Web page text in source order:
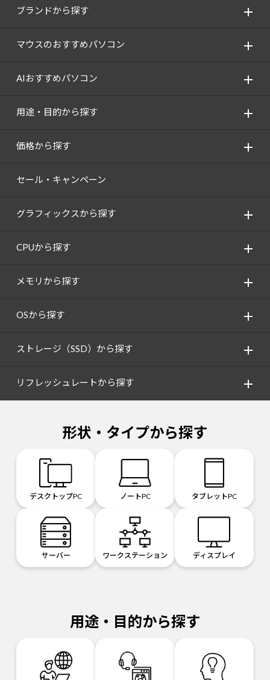
ブランドから探す
マウスのおすすめパソコン
AIおすすめパソコン
用途・目的から探す
価格から探す
セール・キャンペーン
グラフィックスから探す
CPUから探す
メモリから探す
OSから探す
ストレージ（SSD）から探す
リフレッシュレートから探す
形状・タイプから探す
デスクトップPC ノートPC タブレットPC
サーバー ワークステーション ディスプレイ
用途・目的から探す